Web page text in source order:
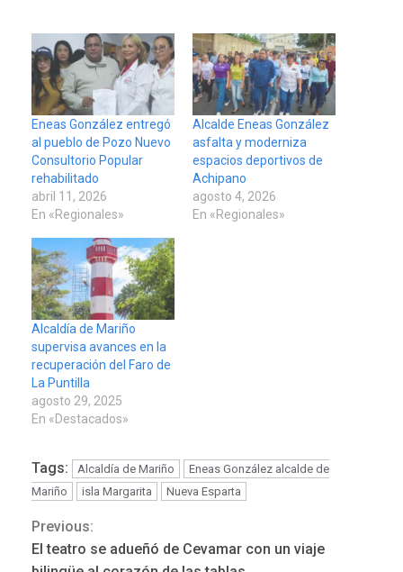
Eneas González entregó
al pueblo de Pozo Nuevo
Consultorio Popular
rehabilitado
abril 11, 2026
En «Regionales»
Alcalde Eneas González
asfalta y moderniza
espacios deportivos de
Achipano
agosto 4, 2026
En «Regionales»
Alcaldía de Mariño
supervisa avances en la
recuperación del Faro de
La Puntilla
agosto 29, 2025
En «Destacados»
Tags: Alcaldía de Mariño
Eneas González alcalde de
Mariño
isla Margarita Nueva Esparta
Continue
Previous:
El teatro se adueñó de Cevamar con un viaje
POLÍTICA
TITULARES
ÚLTIMA HORA